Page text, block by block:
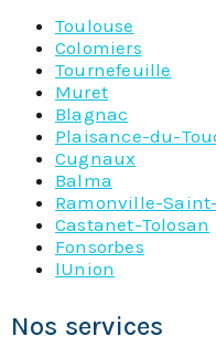
Toulouse
Colomiers
Tournefeuille
Muret
Blagnac
Plaisance-du-
Cugnaux
Balma
Ramonville-
Castanet-Tolosan
Fonsorbes
lUnion
Nos services